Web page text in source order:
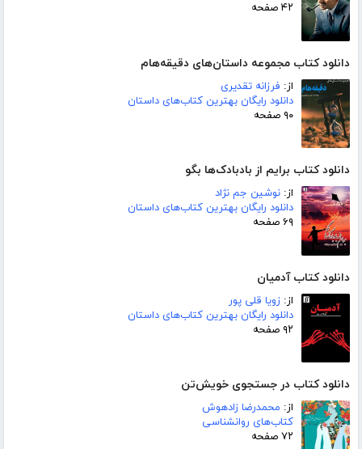
۴۲ صفحه
دانلود کتاب مجموعه داستان‌های دقیقه‌هام
از: فرزانه تقدیری
دانلود رایگان بهترین کتاب‌های داستان
۹۰ صفحه
دانلود کتاب برایم از بادبادک‌ها بگو
از: نوشین جم نژاد
دانلود رایگان بهترین کتاب‌های داستان
۶۹ صفحه
دانلود کتاب آدمیان
از: زویا قلی پور
دانلود رایگان بهترین کتاب‌های داستان
۹۲ صفحه
دانلود کتاب در جستجوی خویش‌تن
از: محمدرضا زادهوش
کتاب‌های روانشناسی
۷۲ صفحه